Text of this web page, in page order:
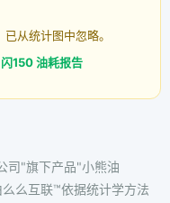
从统计图中忽略。
闪150 油耗报告
司"旗下产品"小熊油
么互联™依据统计学方法